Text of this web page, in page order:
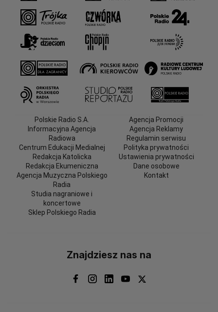
Polskie Radio S.A.
Informacyjna Agencja
Radiowa
Centrum Edukacji Medialnej
Redakcja Katolicka
Redakcja Ekumeniczna
Agencja Muzyczna Polskiego
Radia
Studia nagraniowe i
koncertowe
Sklep Polskiego Radia
Agencja Promocji
Agencja Reklamy
Regulamin serwisu
Polityka prywatności
Ustawienia prywatności
Dane osobowe
Kontakt
Znajdziesz nas na